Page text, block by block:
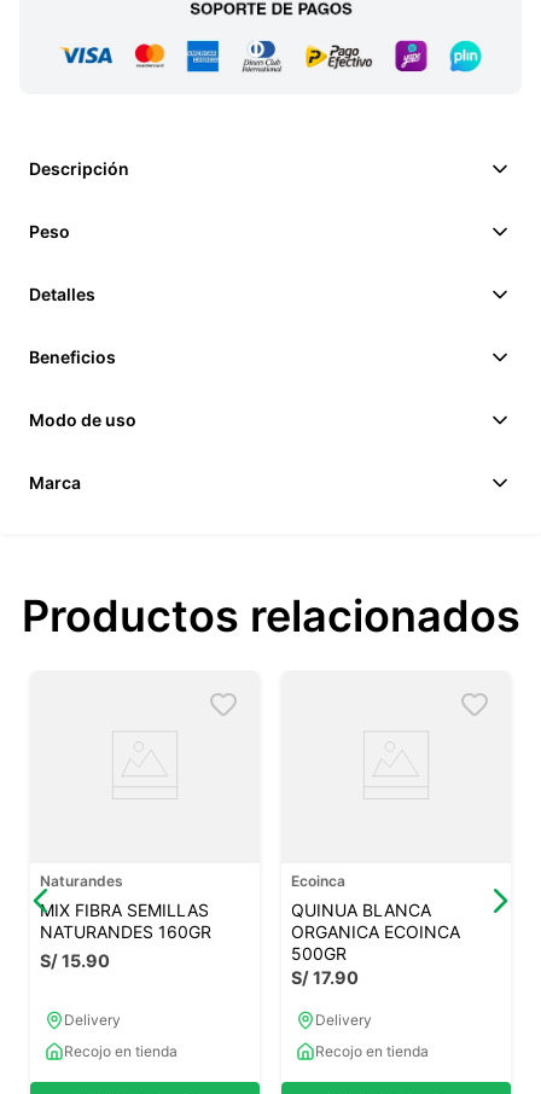
Descripción
Peso
Detalles
Beneficios
Modo de uso
Marca
Productos relacionados
Naturandes
MIX FIBRA SEMILLAS
NATURANDES 160GR
S/15.90
Delivery
Recojo en tienda
Ecoinca
QUINUA BLANCA
ORGANICA ECOINCA
500GR
S/17.90
Delivery
Recojo en tienda